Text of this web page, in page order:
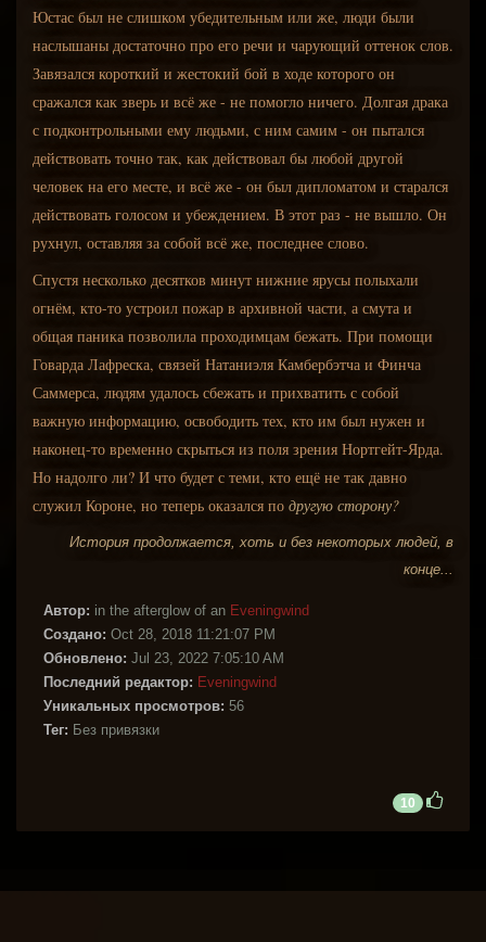
Юстас был не слишком убедительным или же, люди были
наслышаны достаточно про его речи и чарующий оттенок слов.
Завязался короткий и жестокий бой в ходе которого он
сражался как зверь и всё же - не помогло ничего. Долгая драка
с подконтрольными ему людьми, с ним самим - он пытался
действовать точно так, как действовал бы любой другой
человек на его месте, и всё же - он был дипломатом и старался
действовать голосом и убеждением. В этот раз - не вышло. Он
рухнул, оставляя за собой всё же, последнее слово.
Спустя несколько десятков минут нижние ярусы полыхали
огнём, кто-то устроил пожар в архивной части, а смута и
общая паника позволила проходимцам бежать. При помощи
Говарда Лафреска, связей Натаниэля Камбербэтча и Финча
Саммерса, людям удалось сбежать и прихватить с собой
важную информацию, освободить тех, кто им был нужен и
наконец-то временно скрыться из поля зрения Нортгейт-Ярда.
Но надолго ли? И что будет с теми, кто ещё не так давно
служил Короне, но теперь оказался по другую сторону?
История продолжается, хоть и без некоторых людей, в
конце...
Автор: in the afterglow of an Eveningwind
Создано: Oct 28, 2018 11:21:07 PM
Обновлено: Jul 23, 2022 7:05:10 AM
Последний редактор: Eveningwind
Уникальных просмотров: 56
Тег: Без привязки
10